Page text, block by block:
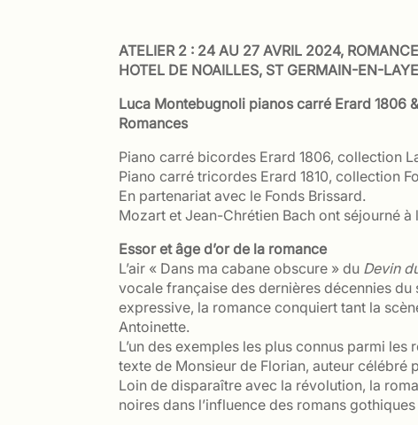
ATELIER 2 : 24 AU 27 AVRIL 2024,
HOTEL DE NOAILLES, ST GERMAIN-EN-LAYE
Luca Montebugnoli pianos carré Erard 1806
Romances
Piano carré bicordes Erard 1806, collection
Piano carré tricordes Erard 1810, collection
En partenariat avec le Fonds Brissard.
Mozart et Jean-Chrétien Bach ont séjourné à
Essor et âge d’or de la romance
L’air « Dans ma cabane obscure » du Devin
vocale française des dernières décennies
expressive, la romance conquiert tant la
Antoinette.
L’un des exemples les plus connus parmi
texte de Monsieur de Florian, auteur célébré
Loin de disparaître avec la révolution, la
noires dans l’influence des romans